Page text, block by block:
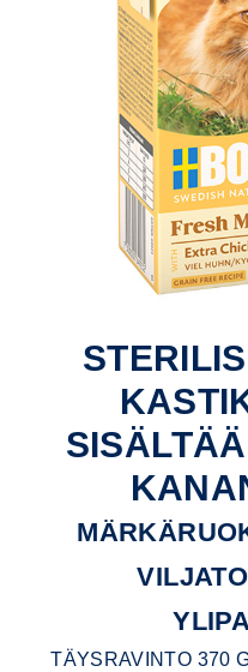
TÄYSRAVINTO 370